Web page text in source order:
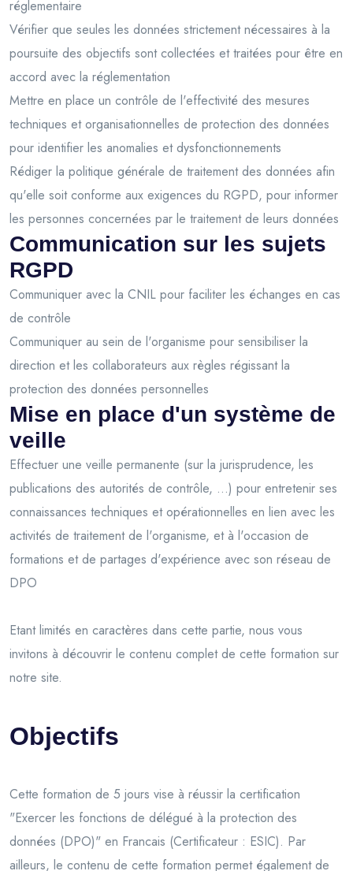
réglementaire
Vérifier que seules les données strictement nécessaires à la
poursuite des objectifs sont collectées et traitées pour être en
accord avec la réglementation
Mettre en place un contrôle de l'effectivité des mesures
techniques et organisationnelles de protection des données
pour identifier les anomalies et dysfonctionnements
Rédiger la politique générale de traitement des données afin
qu'elle soit conforme aux exigences du RGPD, pour informer
les personnes concernées par le traitement de leurs données
Communication sur les sujets
RGPD
Communiquer avec la CNIL pour faciliter les échanges en cas
de contrôle
Communiquer au sein de l'organisme pour sensibiliser la
direction et les collaborateurs aux règles régissant la
protection des données personnelles
Mise en place d'un système de
veille
Effectuer une veille permanente (sur la jurisprudence, les
publications des autorités de contrôle, ...) pour entretenir ses
connaissances techniques et opérationnelles en lien avec les
activités de traitement de l'organisme, et à l'occasion de
formations et de partages d'expérience avec son réseau de
DPO
Etant limités en caractères dans cette partie, nous vous
invitons à découvrir le contenu complet de cette formation sur
notre site.
Objectifs
Cette formation de 5 jours vise à réussir la certification
"Exercer les fonctions de délégué à la protection des
données (DPO)" en Francais (Certificateur : ESIC). Par
ailleurs, le contenu de cette formation permet également de